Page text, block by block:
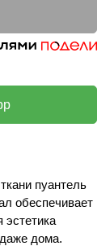
пуантель
обеспечивает
дома.